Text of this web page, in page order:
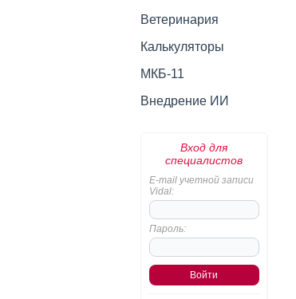
Ветеринария
Калькуляторы
МКБ-11
Внедрение ИИ
Вход для
специалистов
E-mail учетной записи
Vidal:
Пароль: